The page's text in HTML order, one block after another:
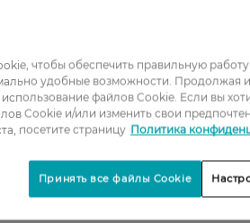
1
чтобы обеспечить правильную
удобные возможности. Продолжая
файлов Cookie. Если вы
Cookie и/или изменить свои
посетите страницу Политика
Принять все файлы Cookie